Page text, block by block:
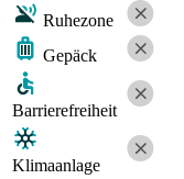
Ruhezone
Gepäck
Barrierefreiheit
Klimaanlage